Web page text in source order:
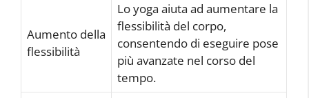
Aumento della
flessibilità
Lo yoga aiuta ad aumentare la
flessibilità del corpo,
consentendo di eseguire pose
più avanzate nel corso del
tempo.